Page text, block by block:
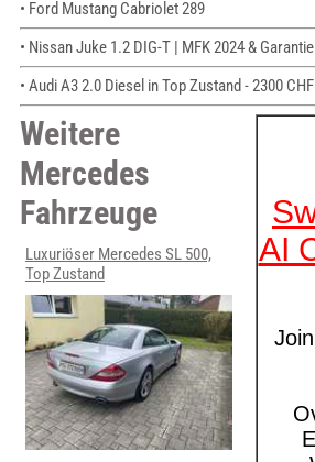
• Ford Mustang Cabriolet 289
• Nissan Juke 1.2 DIG-T | MFK 2024 & Garantie
• Audi A3 2.0 Diesel in Top Zustand - 2300 CHF
Weitere
Mercedes
Fahrzeuge
Luxuriöser Mercedes SL 500,
Top Zustand